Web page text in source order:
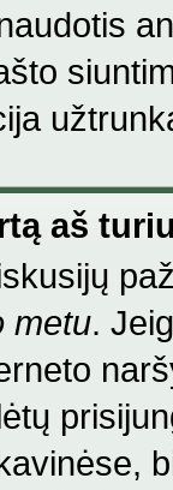
aš
metu.